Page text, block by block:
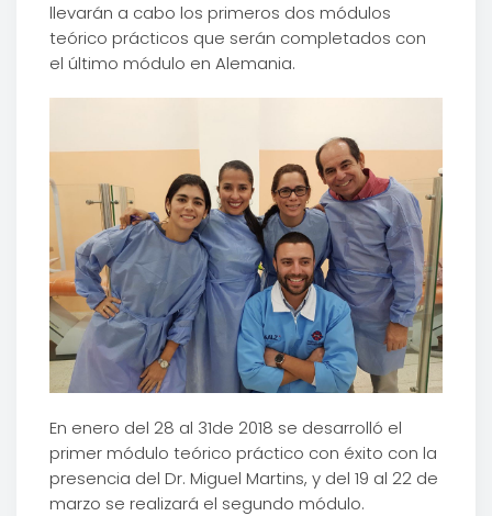
llevarán a cabo los primeros dos módulos
teórico prácticos que serán completados con
el último módulo en Alemania.
En enero del 28 al 31de 2018 se desarrolló el
primer módulo teórico práctico con éxito con la
presencia del Dr. Miguel Martins, y del 19 al 22 de
marzo se realizará el segundo módulo.